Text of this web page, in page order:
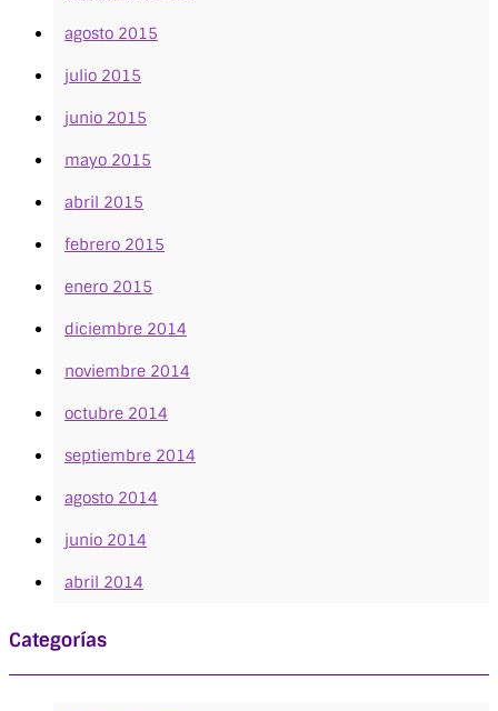
agosto 2015
julio 2015
junio 2015
mayo 2015
abril 2015
febrero 2015
enero 2015
diciembre 2014
noviembre 2014
octubre 2014
septiembre 2014
agosto 2014
junio 2014
abril 2014
Categorías